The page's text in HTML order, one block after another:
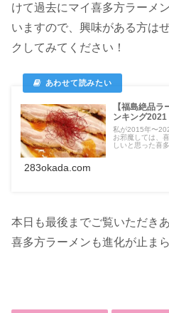
けて過去にマイ喜多方ラーメ
いますので、興味がある方は
クしてみてください！
【福島絶品
ンキング2021
私が2015年〜
お邪魔しては、
しいと思った喜
283okada.com
本日も最後までご覧いただき
喜多方ラーメンも進化が止まら